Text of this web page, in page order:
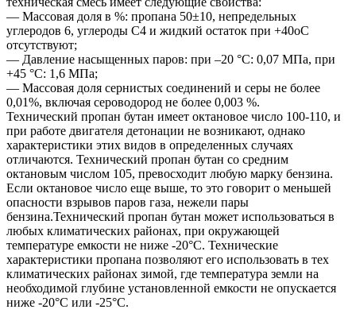
— Массовая доля в %: пропана 50±10, непредельных
углеродов 6, углероды С4 и жидкий остаток при +40оС
отсутствуют;
— Давление насыщенных паров: при –20 °С: 0,07 МПа, при
+45 °С: 1,6 МПа;
— Массовая доля сернистых соединений и серы не более
0,01%, включая сероводород не более 0,003 %.
Технический пропан бутан имеет октановое число 100-110, и
при работе двигателя детонации не возникают, однако
характеристики этих видов в определенных случаях
отличаются. Технический пропан бутан со средним
октановым числом 105, превосходит любую марку бензина.
Если октановое число еще выше, то это говорит о меньшей
опасности взрывов паров газа, нежели пары
бензина.Технический пропан бутан может использоваться в
любых климатических районах, при окружающей
температуре емкости не ниже -20°С. Технические
характеристики пропана позволяют его использовать в тех
климатических районах зимой, где температура земли на
необходимой глубине установленной емкости не опускается
ниже -20°С или -25°С.